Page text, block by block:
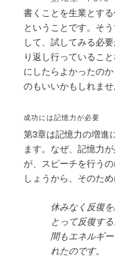
書くことを生業とす
ということです。そ
して、試してみる必
り返し行っているこ
にしたらよかったの
のもいいかもしれませ
成功には記憶力が必要
第3章は記憶力の増進
ます。なぜ、記憶力
が、スピーチを行う
しょうから、そのた
休みなく反復
とって反復す
間もエネルギ
れたのです。